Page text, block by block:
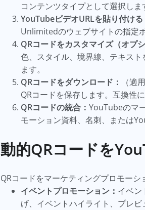
コンテンツタイプとして選択しま
YouTubeビデオURLを貼り付ける
Unlimitedのウェブサイトの指定
QRコードをカスタマイズ（オプ
色、スタイル、境界線、テキス
ます。
QRコードをダウンロード：
（適
QRコードを保存します。互換性
QRコードの統合： YouTubeのマ
モーション資料、名刺、または
動的QRコードを
QRコードをマーケティングプロモー
イベントプロモーション： イベン
げ、イベントハイライト、プレビ